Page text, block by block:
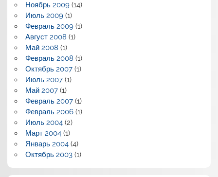
Ноябрь 2009(14)
Июль 2009(1)
Февраль 2009(1)
Август 2008 (1)
Май 2008 (1)
Февраль 2008 (1)
Октябрь 2007(1)
Июль 2007(1)
Май 2007(1)
Февраль 2007(1)
Февраль 2006(1)
Июль 2004(2)
Март 2004(1)
Январь 2004(4)
Октябрь 2003(1)